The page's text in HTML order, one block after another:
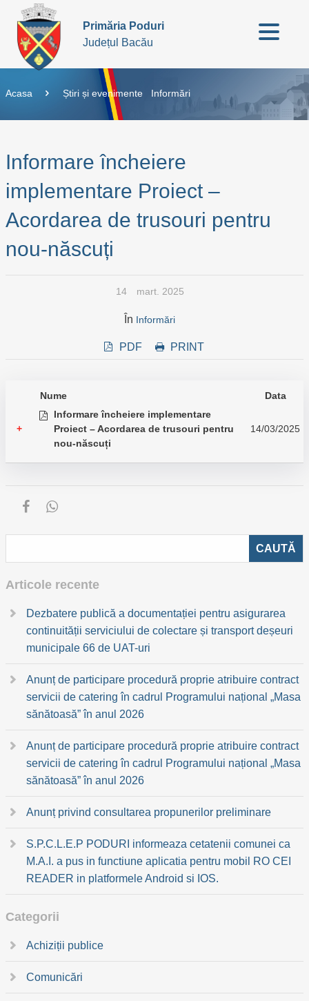
Primăria Poduri
Județul Bacău
Acasa Știri și evenimente Informări
Informare încheiere
implementare Proiect –
Acordarea de trusouri pentru
nou-născuți
14 mart. 2025
În Informări
PDF PRINT
Nume Data
+
Informare încheiere implementare
Proiect – Acordarea de trusouri pentru
nou-născuți
14/03/2025
Articole recente
Dezbatere publică a documentației pentru asigurarea
continuității serviciului de colectare și transport deșeuri
municipale 66 de UAT-uri
Anunț de participare procedură proprie atribuire contract
servicii de catering în cadrul Programului național „Masa
sănătoasă” în anul 2026
Anunț de participare procedură proprie atribuire contract
servicii de catering în cadrul Programului național „Masa
sănătoasă” în anul 2026
Anunț privind consultarea propunerilor preliminare
S.P.C.L.E.P PODURI informeaza cetatenii comunei ca
M.A.I. a pus in functiune aplicatia pentru mobil RO CEI
READER in platformele Android si IOS.
Categorii
Achiziții publice
Comunicări